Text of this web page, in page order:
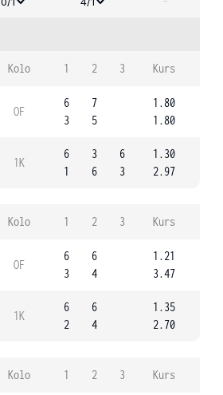
Kolo 1 2 3 Kurs
OF
6
3
7
5
1.80
1.80
1K
6
1
3
6
6
3
1.30
2.97
Kolo 1 2 3 Kurs
OF
6
3
6
4
1.21
3.47
1K
6
2
6
4
1.35
2.70
Kolo 1 2 3 Kurs